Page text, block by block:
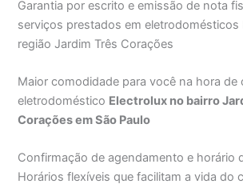
Garantia por escrito e emissão de nota
serviços prestados em eletrodomésticos
região Jardim Três Corações
Maior comodidade para você na hora de
eletrodoméstico Electrolux no bairro
Corações em São Paulo
Confirmação de agendamento e horário
Horários flexíveis que facilitam a vida do